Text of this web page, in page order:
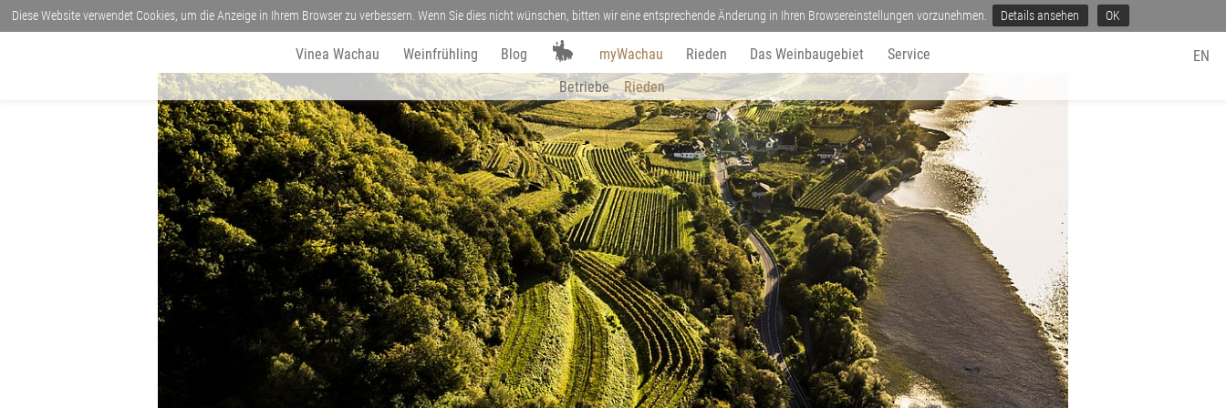
Diese Website verwendet Cookies, um die Anzeige in Ihrem Browser zu verbessern. Wenn Sie dies nicht wünschen, bitten wir eine entsprechende Änderung in Ihren Browsereinstellungen vorzunehmen. Details ansehen OK
Vinea Wachau Weinfrühling Blog
myWachau
Betriebe
Rieden
Rieden Das Weinbaugebiet Service EN